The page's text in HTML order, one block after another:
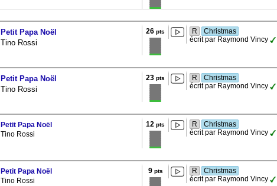
Petit Papa Noël
Tino Rossi
26 pts R
Christmas
écrit par Raymond Vincy
Petit Papa Noël
Tino Rossi
23 pts R
Christmas
écrit par Raymond Vincy
Petit Papa Noël
Tino Rossi
12 pts R
Christmas
écrit par Raymond Vincy
Petit Papa Noël
Tino Rossi
9pts R
Christmas
écrit par Raymond Vincy